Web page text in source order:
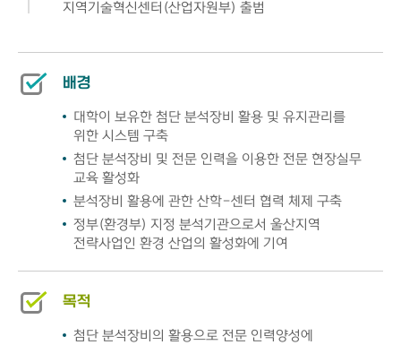
지역기술혁신센터(산업자원부) 출범
배경
대학이 보유한 첨단 분석장비 활용 및 유지관리를
위한 시스템 구축
첨단 분석장비 및 전문 인력을 이용한 전문 현장실무
교육 활성화
분석장비 활용에 관한 산학-센터 협력 체제 구축
정부(환경부) 지정 분석기관으로서 울산지역
전략사업인 환경 산업의 활성화에 기여
목적
첨단 분석장비의 활용으로 전문 인력양성에